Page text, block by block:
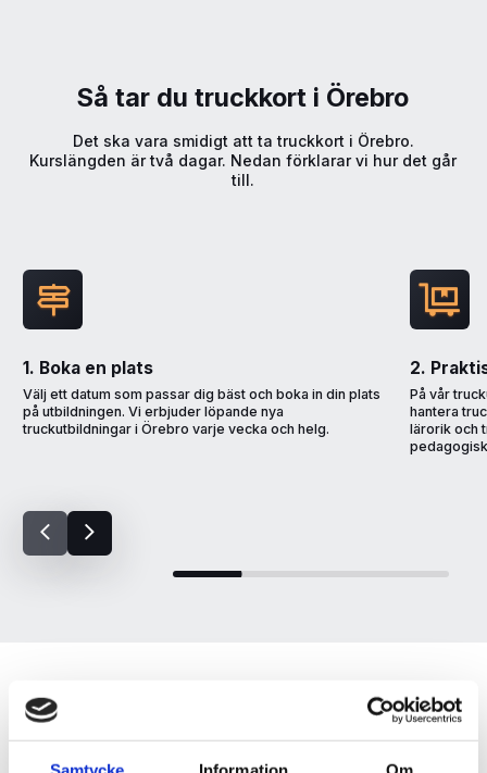
Så tar du truckkort i Örebro
Det ska vara smidigt att ta truckkort i Örebro.
Kurslängden är två dagar. Nedan förklarar vi hur det går
till.
1. Boka en plats
Välj ett datum som passar dig bäst och boka in din plats
på utbildningen. Vi erbjuder löpande nya
truckutbildningar i Örebro varje vecka och helg.
2.
På vår
hantera
lärorik och
Truckutbildning Örebro - körgaranti